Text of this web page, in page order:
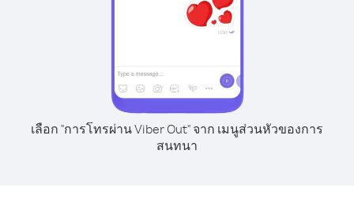
เลือก "การโทรผ่าน Viber Out" จาก เมนูส่วนหัวของการ
สนทนา